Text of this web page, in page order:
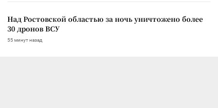
Над Ростовской областью за ночь уничтожено более
30 дронов ВСУ
55 минут назад